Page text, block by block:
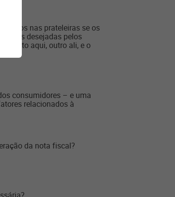
nas prateleiras se os
mais desejadas pelos
aqui, outro ali, e o
consumidores – e uma
relacionados à
da nota fiscal?